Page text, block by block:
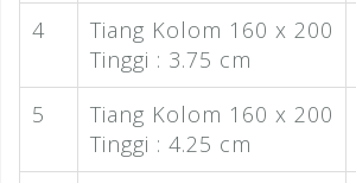
4
Tiang Kolom 160 x 200
Tinggi : 3.75 cm
5
Tiang Kolom 160 x 200
Tinggi : 4.25 cm